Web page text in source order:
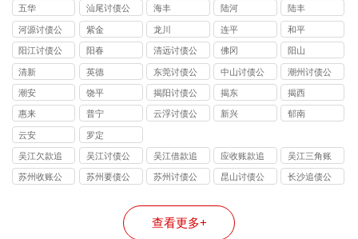
司
五华
汕尾讨债公
司
海丰 陆河 陆丰
河源讨债公
司
紫金 龙川 连平 和平
阳江讨债公
司
阳春
清远讨债公
司
佛冈 阳山
清新 英德
东莞讨债公
司
中山讨债公
司
潮州讨债公
司
潮安 饶平
揭阳讨债公
司
揭东 揭西
惠来 普宁
云浮讨债公
新兴 郁南
云安 罗定
吴江欠款追
讨
吴江讨债公
司
吴江借款追
讨
应收账款追
讨
吴江三角账
追收
苏州收账公
苏州要债公
苏州讨债公
昆山讨债公
长沙追债公
查看更多+